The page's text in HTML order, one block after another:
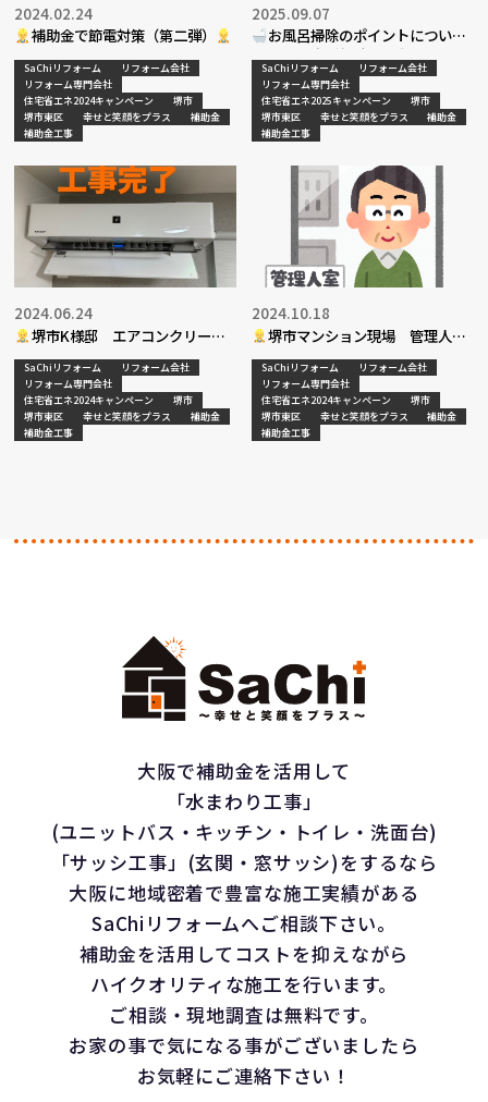
補助金で節電対策（第二弾）
2024.02.24
SaChiリフォーム
リフォーム会社
リフォーム専門会社
住宅省エネ2024キャンペーン
堺市
堺市東区
幸せと笑顔をプラス
補助金
補助金工事
お風呂掃除のポイントについて
～part4（最終回）～
2025.09.07
SaChiリフォーム
リフォーム会社
リフォーム専門会社
住宅省エネ2025キャンペーン
堺市
堺市東区
幸せと笑顔をプラス
補助金
補助金工事
堺市K様邸 エアコンクリーニ
ング工事完了
2024.06.24
SaChiリフォーム
リフォーム会社
リフォーム専門会社
住宅省エネ2024キャンペーン
堺市
堺市東区
幸せと笑顔をプラス
補助金
補助金工事
堺市マンション現場 管理人さ
ん
2024.10.18
SaChiリフォーム
リフォーム会社
リフォーム専門会社
住宅省エネ2024キャンペーン
堺市
堺市東区
幸せと笑顔をプラス
補助金
補助金工事
大阪で補助金を活用して
「水まわり工事」
(ユニットバス・キッチン・トイレ・洗面台)
「サッシ工事」(玄関・窓サッシ)をするなら
大阪に地域密着で豊富な施工実績がある
SaChiリフォームへご相談下さい。
補助金を活用してコストを抑えながら
ハイクオリティな施工を行います。
ご相談・現地調査は無料です。
お家の事で気になる事がございましたら
お気軽にご連絡下さい！